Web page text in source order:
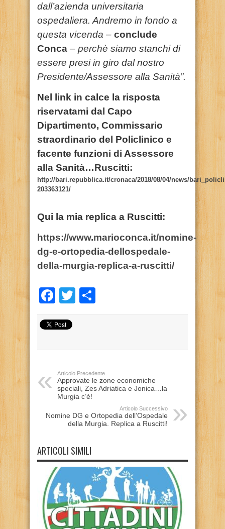
dall’azienda universitaria
ospedaliera. Andremo in fondo a
questa vicenda – conclude
Conca – perchè siamo stanchi di
essere presi in giro dal nostro
Presidente/Assessore alla Sanità”.
Nel link in calce la risposta
riservatami dal Capo
Dipartimento, Commissario
straordinario del Policlinico e
facente funzioni di Assessore
alla Sanità…Ruscitti:
http://bari.repubblica.it/cronaca/2018/08/04/news/
203363121/
Qui la mia replica a Ruscitti:
https://www.marioconca.it/nomine-
dg-e-ortopedia-dellospedale-
della-murgia-replica-a-ruscitti/
Facebook
Twitter
Articolo Precedente
Approvate le zone economiche
speciali, Zes Adriatica e Jonica…la
Murgia c’è!
Articolo Successivo
Nomine DG e Ortopedia dell’Ospedale
della Murgia. Replica a Ruscitti!
ARTICOLI SIMILI